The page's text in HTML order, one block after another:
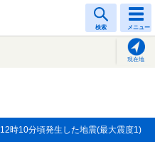
検索 メニュー
現在地
12時10分頃発生した地震(最大震度1)